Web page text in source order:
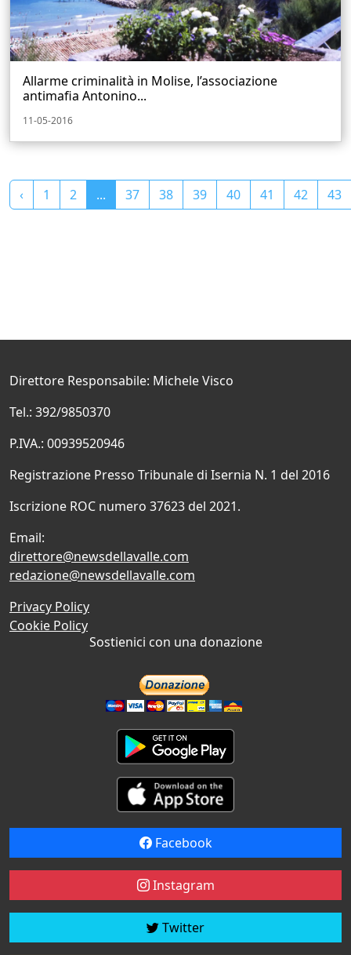
Allarme criminalità in Molise, l’associazione
antimafia Antonino...
11-05-2016
‹ 1 2 ... 37 38 39 40 41 42 43
Direttore Responsabile: Michele Visco
Tel.: 392/9850370
P.IVA.: 00939520946
Registrazione Presso Tribunale di Isernia N. 1 del 2016
Iscrizione ROC numero 37623 del 2021.
Email:
direttore@newsdellavalle.com
redazione@newsdellavalle.com
Privacy Policy
Cookie Policy
Sostienici con una donazione
Facebook
Instagram
Twitter